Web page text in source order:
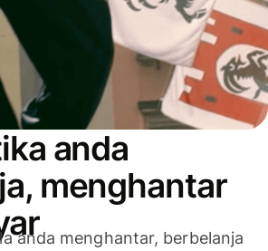
anda
menghantar
anda menghantar, berbelanja